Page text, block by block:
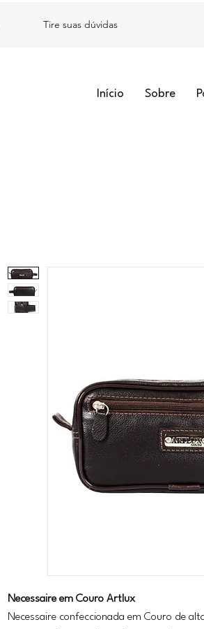
Tire suas dúvidas
Início Sobre
Necessaire em Couro Artlux
Necessaire confeccionada em Couro de